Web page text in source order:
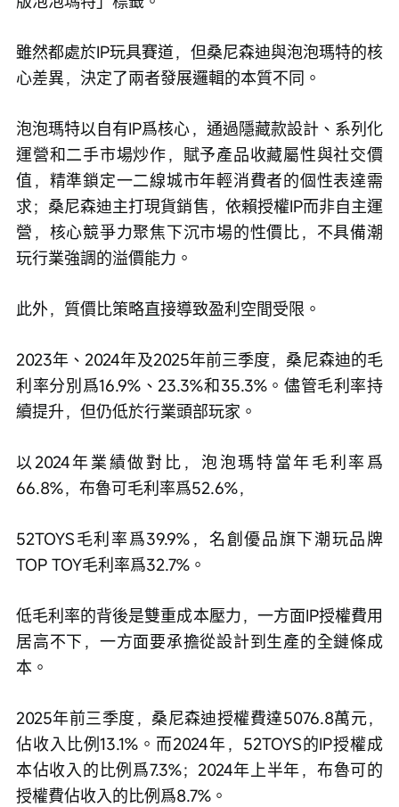
雖然都處於IP玩具賽道，但桑尼森迪與泡泡瑪特的核
心差異，決定了兩者發展邏輯的本質不同。
泡泡瑪特以自有IP爲核心，通過隱藏款設計、系列化
運營和二手市場炒作，賦予產品收藏屬性與社交價
值，精準鎖定一二線城市年輕消費者的個性表達需
求；桑尼森迪主打現貨銷售，依賴授權IP而非自主運
營，核心競爭力聚焦下沉市場的性價比，不具備潮
玩行業強調的溢價能力。
此外，質價比策略直接導致盈利空間受限。
2023年、2024年及2025年前三季度，桑尼森迪的毛
利率分別爲16.9%、23.3%和35.3%。儘管毛利率持
續提升，但仍低於行業頭部玩家。
以2024年業績做對比，泡泡瑪特當年毛利率爲
66.8%，布魯可毛利率爲52.6%，
52TOYS毛利率爲39.9%，名創優品旗下潮玩品牌
TOP TOY毛利率爲32.7%。
低毛利率的背後是雙重成本壓力，一方面IP授權費用
居高不下，一方面要承擔從設計到生產的全鏈條成
本。
2025年前三季度，桑尼森迪授權費達5076.8萬元，
佔收入比例13.1%。而2024年，52TOYS的IP授權成
本佔收入的比例爲7.3%；2024年上半年，布魯可的
授權費佔收入的比例爲8.7%。